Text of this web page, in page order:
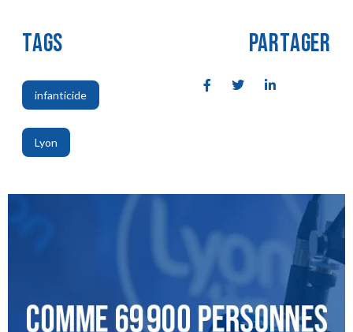
TAGS
infanticide
,
Lyon
PARTAGER